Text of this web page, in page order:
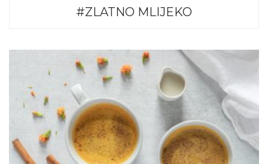
#ZLATNO MLIJEKO